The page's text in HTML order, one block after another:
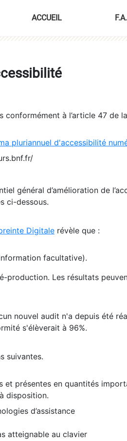
ACCUEIL
à l’article 47 de
pluriannuel d'accessibilité
général d’amélioration de
ci-dessous.
Digitale révèle que :
facultative).
production. Les résultats
nouvel audit n'a depuis été
s'élèverait à 96%.
suivantes.
présentes en quantités
disposition.
d’assistance
atteignable au clavier